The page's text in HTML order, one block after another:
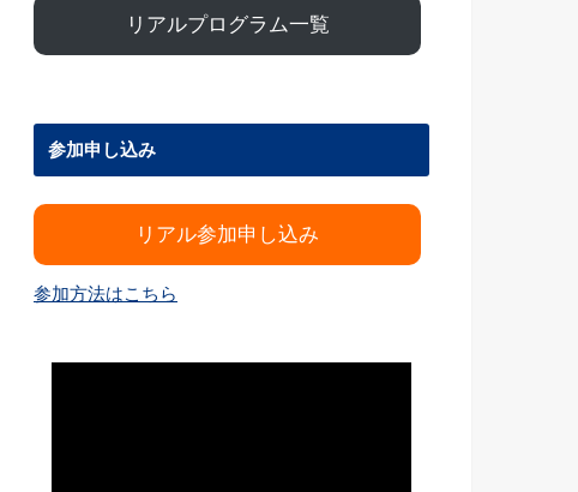
リアルプログラム一覧
参加申し込み
リアル参加申し込み
参加方法はこちら